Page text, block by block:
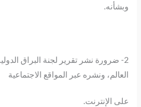
وبشأنه.
2- ضرورة نشر تقرير لجنة البراق
العالم، ونشره عبر المواقع الاجتماعية
على الإنترنت.